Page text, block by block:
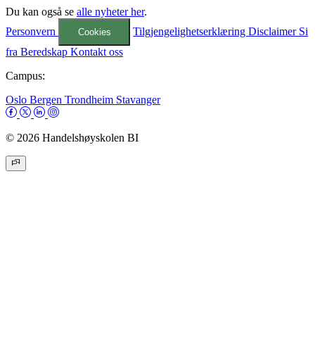
Du kan også se alle nyheter her.
Personvern
Cookies TilgjengelighetserklæringDisclaimer Si
fra Beredskap Kontakt oss
Campus:
Oslo Bergen Trondheim Stavanger
© 2026 Handelshøyskolen BI